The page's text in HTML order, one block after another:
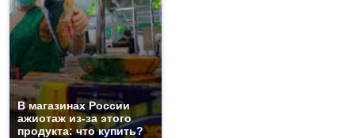
В магазинах России
ажиотаж из-за этого
продукта: что купить?